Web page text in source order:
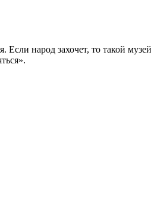
народ захочет, то такой